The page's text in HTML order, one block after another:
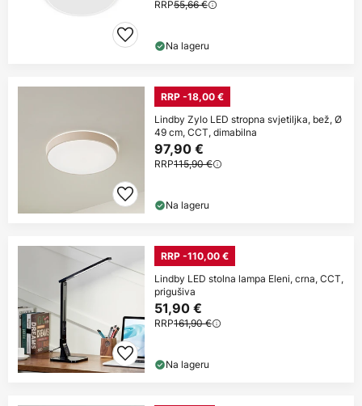
RRP55,66 €
Na lageru
RRP -18,00 €
Lindby Zylo LED stropna svjetiljka, bež, Ø
49 cm, CCT, dimabilna
97,90 €
RRP115,90 €
Na lageru
RRP -110,00 €
Lindby LED stolna lampa Eleni, crna, CCT,
prigušiva
51,90 €
RRP161,90 €
Na lageru